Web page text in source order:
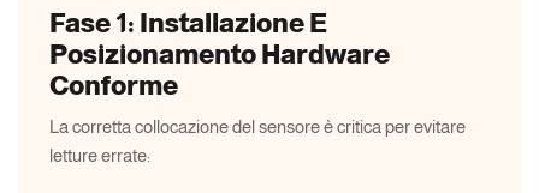
Fase 1: Installazione E
Posizionamento Hardware
Conforme
La corretta collocazione del sensore è critica per evitare
letture errate: